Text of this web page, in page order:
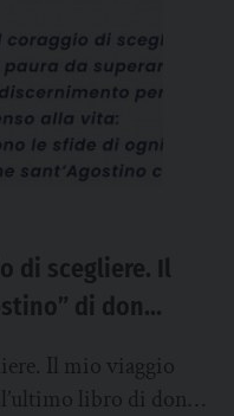
di scegliere. Il
di don
Il mio viaggio
libro di don